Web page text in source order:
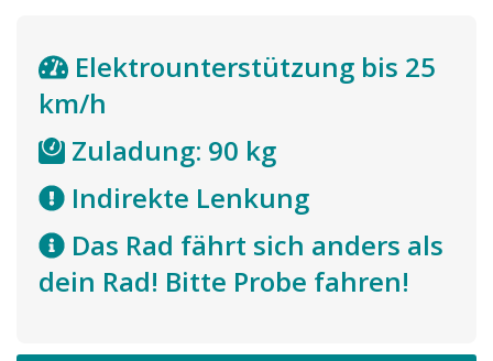
Elektrounterstützung bis 25
km/h
Zuladung: 90 kg
Indirekte Lenkung
Das Rad fährt sich anders als
dein Rad! Bitte Probe fahren!